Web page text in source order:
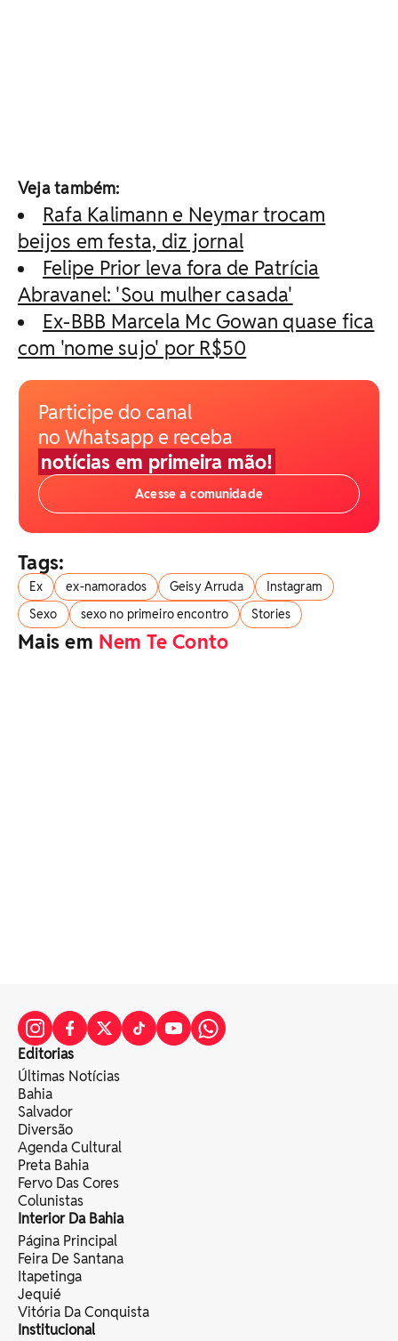
Veja também:
Rafa Kalimann e Neymar trocam
beijos em festa, diz jornal
Felipe Prior leva fora de Patrícia
Abravanel: 'Sou mulher casada'
Ex-BBB Marcela Mc Gowan quase fica
com 'nome sujo' por R$50
Participe do canal
no Whatsapp e receba
notícias em primeira mão!
Acesse a comunidade
Tags:
Ex ex-namorados Geisy Arruda
Instagram
Sexo
sexo no primeiro encontro Stories
Mais em Nem Te Conto
Editorias
Últimas Notícias
Bahia
Salvador
Diversão
Agenda Cultural
Preta Bahia
Fervo Das Cores
Colunistas
Interior Da Bahia
Página Principal
Feira De Santana
Itapetinga
Jequié
Vitória Da Conquista
Institucional